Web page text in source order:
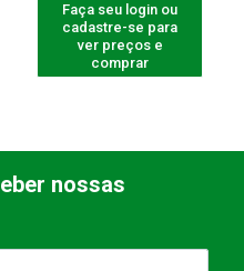
Faça seu login ou
cadastre-se para
ver preços e
comprar
nossas